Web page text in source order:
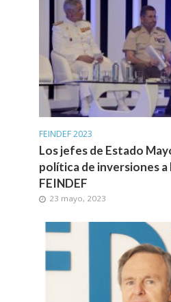
FEINDEF 2023
Los jefes de Estado
política de inversiones a
FEINDEF
23 mayo, 2023